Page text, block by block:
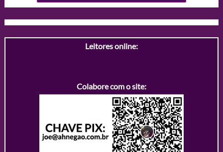
Leitores online:
Colabore com o site: